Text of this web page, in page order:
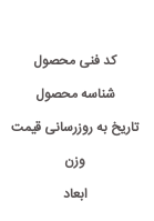
کد فنی محصول
شناسه محصول
تاریخ به روزرسانی قیمت
وزن
ابعاد